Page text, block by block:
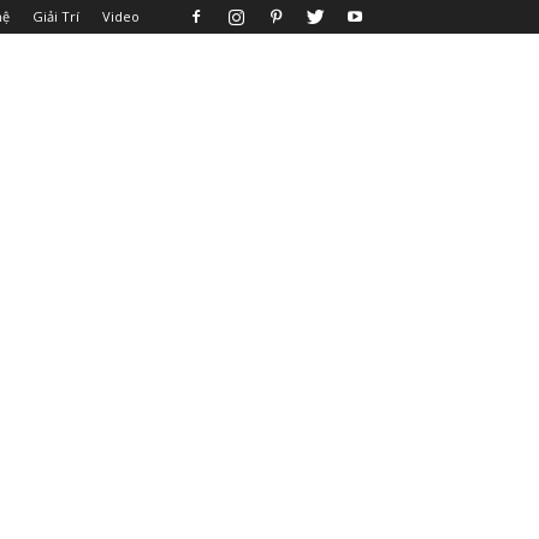
Giải Trí Video